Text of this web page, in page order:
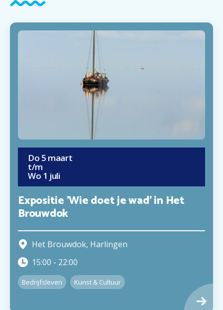
Do 5 maart
t/m
Wo 1 juli
Expositie 'Wie doet je wad' in Het
Brouwdok
Het Brouwdok, Harlingen
15:00 - 22:00
Bedrijfsleven Kunst & Cultuur